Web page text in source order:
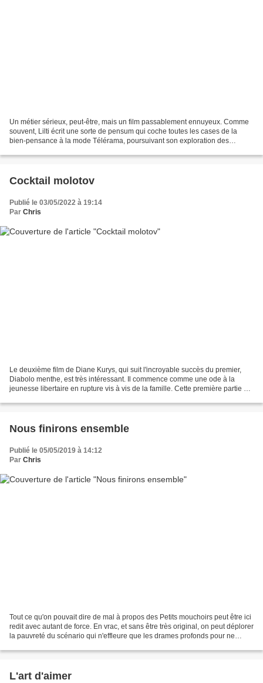
Un métier sérieux, peut-être, mais un film passablement ennuyeux. Comme
souvent, Lilti écrit une sorte de pensum qui coche toutes les cases de la
bien-pensance à la mode Télérama, poursuivant son exploration des
Cocktail molotov
Publié le 03/05/2022 à 19:14
Par Chris
Le deuxième film de Diane Kurys, qui suit l'incroyable succès du premier,
Diabolo menthe, est très intéressant. Il commence comme une ode à la
jeunesse libertaire en rupture vis à vis de la famille. Cette première partie est
Nous finirons ensemble
Publié le 05/05/2019 à 14:12
Par Chris
Tout ce qu'on pouvait dire de mal à propos des Petits mouchoirs peut être ici
redit avec autant de force. En vrac, et sans être très original, on peut déplorer
la pauvreté du scénario qui n'effleure que les drames profonds pour ne
L'art d'aimer